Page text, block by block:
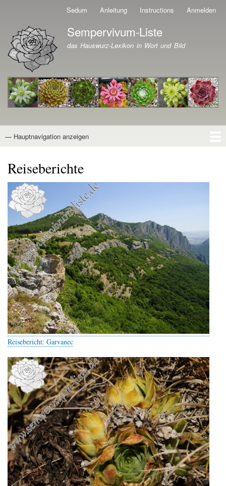
Direkt
zum
Inhalt
Sedum Anleitung Instructions Anmelden
Branding der Website
Sempervivum-Liste
das Hauswurz-Lexikon in Wort und Bild
Hauptnavigation
— Hauptnavigation anzeigen
Reiseberichte
Reisebericht: Garvanec